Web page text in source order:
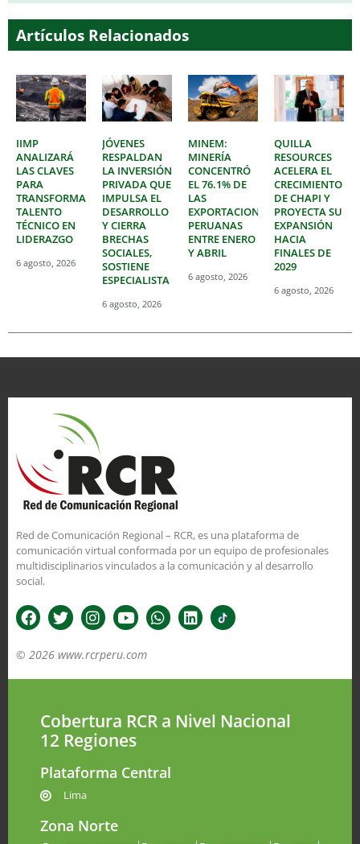
Artículos Relacionados
IIMP
ANALIZARÁ
LAS CLAVES
PARA
TRANSFORMAR
TALENTO
TÉCNICO EN
LIDERAZGO
6 agosto, 2026
JÓVENES
RESPALDAN
LA INVERSIÓN
PRIVADA QUE
IMPULSA EL
DESARROLLO
Y CIERRA
BRECHAS
SOCIALES,
SOSTIENE
ESPECIALISTA
6 agosto, 2026
MINEM:
MINERÍA
CONCENTRÓ
EL 76.1% DE
LAS
EXPORTACIONES
PERUANAS
ENTRE ENERO
Y ABRIL
6 agosto, 2026
QUILLA
RESOURCES
ACELERA EL
CRECIMIENTO
DE CHAPI Y
PROYECTA SU
EXPANSIÓN
HACIA
FINALES DE
2029
6 agosto, 2026
Red de Comunicación Regional – RCR, es una plataforma de
comunicación virtual conformada por un equipo de profesionales
multidisciplinarios vinculados a la comunicación y al desarrollo
social.
© 2026 www.rcrperu.com
Cobertura RCR a Nivel Nacional
12 Regiones
Plataforma Central
Lima
Zona Norte